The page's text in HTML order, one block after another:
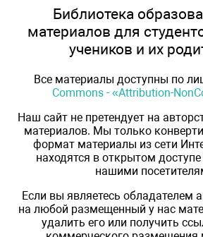
Библиотека
материалов для
учеников и их
Все материалы доступны по
Commons - «Attribution-
Наш сайт не претендует на
материалов. Мы только
формат материалы из сети
находятся в открытом
нашими
Если вы являетесь обладателем
на любой размещенный у нас
удалить его или получить